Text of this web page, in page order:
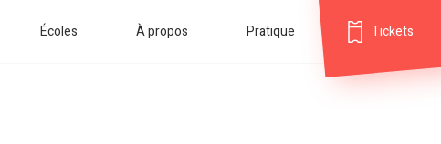
Écoles À propos Pratique Tickets